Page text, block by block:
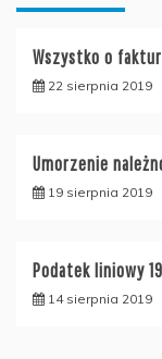
Wszystko o
22 sierpnia 2019
Umorzenie
19 sierpnia 2019
Podatek liniowy
14 sierpnia 2019